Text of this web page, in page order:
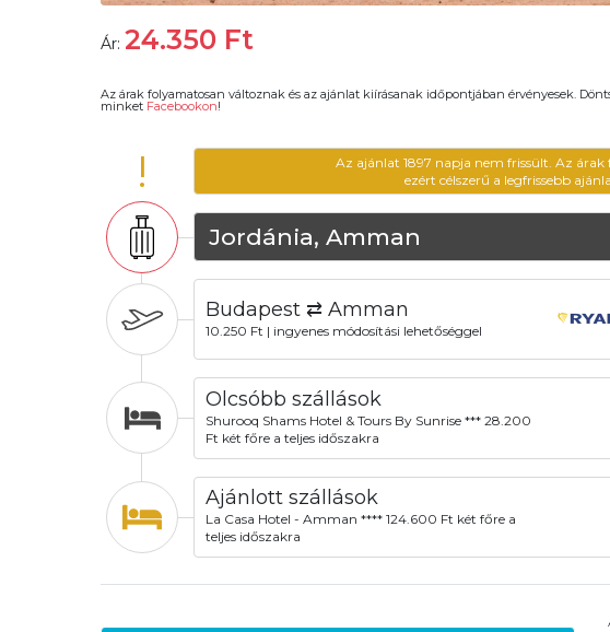
Ár: 24.350 Ft
Az árak folyamatosan változnak és az ajánlat kiírásanak időpontjában érvényesek.
minket Facebookon!
!
Az ajánlat 1897 napja nem frissült. Az
ezért célszerű a legfrissebb
Jordánia, Amman
Budapest ⇄ Amman
10.250 Ft | ingyenes módosítási lehetőséggel
Olcsóbb szállások
Shurooq Shams Hotel & Tours By Sunrise *** 28.200
Ft két főre a teljes időszakra
Ajánlott szállások
La Casa Hotel - Amman **** 124.600 Ft két főre a
teljes időszakra